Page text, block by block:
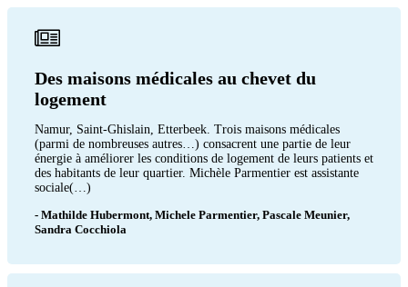
Des maisons médicales au chevet du
logement
Namur, Saint-Ghislain, Etterbeek. Trois maisons médicales
(parmi de nombreuses autres…) consacrent une partie de leur
énergie à améliorer les conditions de logement de leurs patients et
des habitants de leur quartier. Michèle Parmentier est assistante
sociale(…)
- Mathilde Hubermont, Michele Parmentier, Pascale Meunier,
Sandra Cocchiola